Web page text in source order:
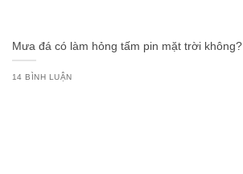
Mưa đá có làm hỏng tấm pin mặt trời không?
14 BÌNH LUẬN